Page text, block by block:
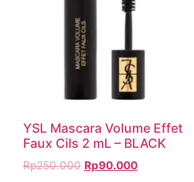
YSL Mascara Volume Effet
Faux Cils 2 mL – BLACK
Rp250.000 Rp90.000